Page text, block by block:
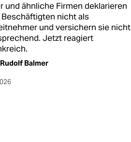
und ähnliche Firmen deklarieren
Beschäftigten nicht als
und versichern sie nicht
Jetzt reagiert
Rudolf Balmer